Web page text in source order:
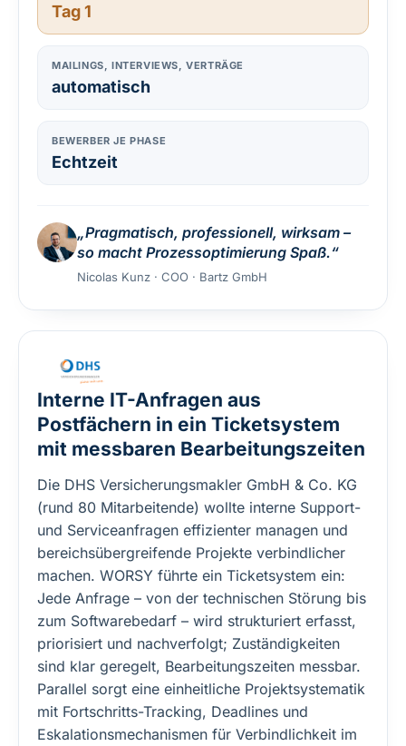
Tag 1
MAILINGS, INTERVIEWS, VERTRÄGE
automatisch
BEWERBER JE PHASE
Echtzeit
„Pragmatisch, professionell, wirksam –
so macht Prozessoptimierung Spaß.“
Nicolas Kunz · COO · Bartz GmbH
Interne IT-Anfragen aus
Postfächern in ein Ticketsystem
mit messbaren Bearbeitungszeiten
Die DHS Versicherungsmakler GmbH & Co. KG
(rund 80 Mitarbeitende) wollte interne Support-
und Serviceanfragen effizienter managen und
bereichsübergreifende Projekte verbindlicher
machen. WORSY führte ein Ticketsystem ein:
Jede Anfrage – von der technischen Störung bis
zum Softwarebedarf – wird strukturiert erfasst,
priorisiert und nachverfolgt; Zuständigkeiten
sind klar geregelt, Bearbeitungszeiten messbar.
Parallel sorgt eine einheitliche Projektsystematik
mit Fortschritts-Tracking, Deadlines und
Eskalationsmechanismen für Verbindlichkeit im